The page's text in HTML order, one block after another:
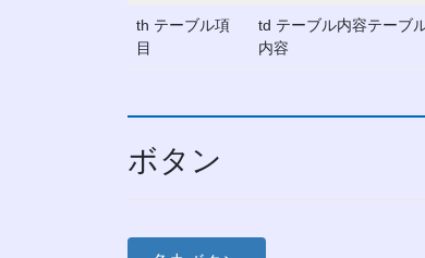
th テーブル項
目
td テーブル内容テーブ
内容
ボタン